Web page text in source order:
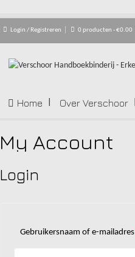
Login / Registreren 0 producten -€0.00
Home Over Verschoor
My Account
Login
Gebruikersnaam of e-mailadres